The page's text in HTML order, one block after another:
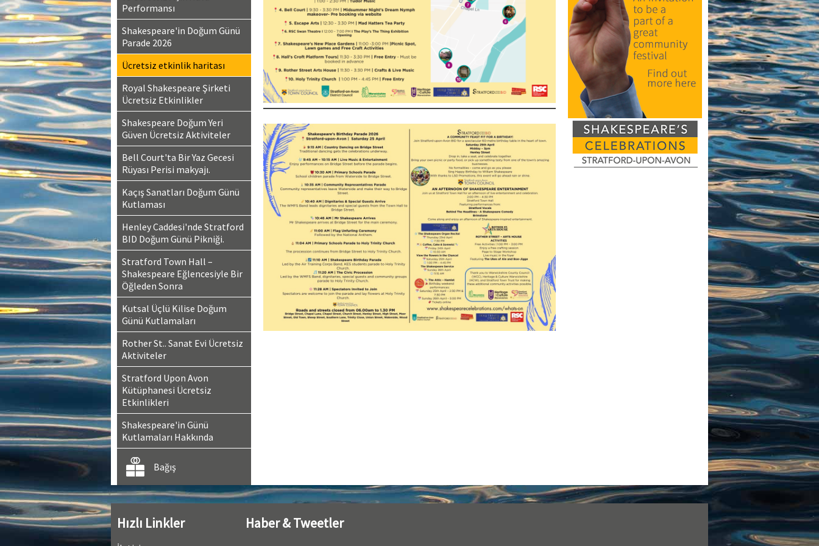
Performansı
Shakespeare'in Doğum Günü
Parade 2026
Ücretsiz etkinlik haritası
Royal Shakespeare Şirketi
Ücretsiz Etkinlikler
Shakespeare Doğum Yeri
Güven Ücretsiz Aktiviteler
Bell Court'ta Bir Yaz Gecesi
Rüyası Perisi makyajı.
Kaçış Sanatları Doğum Günü
Kutlaması
Henley Caddesi'nde Stratford
BID Doğum Günü Pikniği.
Stratford Town Hall –
Shakespeare Eğlencesiyle Bir
Öğleden Sonra
Kutsal Üçlü Kilise Doğum
Günü Kutlamaları
Rother St.. Sanat Evi Ücretsiz
Aktiviteler
Stratford Upon Avon
Kütüphanesi Ücretsiz
Etkinlikleri
Shakespeare'in Günü
Kutlamaları Hakkında
Bağış
Hızlı Linkler Haber & Tweetler